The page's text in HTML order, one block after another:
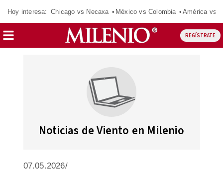
Hoy interesa: Chicago vs Necaxa México vs Colombia América vs
REGÍSTRATE
Noticias de Viento en Milenio
07.05.2026/